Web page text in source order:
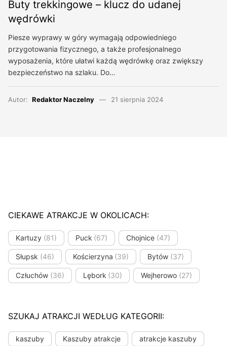
Buty trekkingowe – klucz do udanej
wędrówki
Piesze wyprawy w góry wymagają odpowiedniego
przygotowania fizycznego, a także profesjonalnego
wyposażenia, które ułatwi każdą wędrówkę oraz zwiększy
bezpieczeństwo na szlaku. Do…
Autor: Redaktor Naczelny 21 sierpnia 2024
CIEKAWE ATRAKCJE W OKOLICACH:
Kartuzy (81) Puck (67) Chojnice (47)
Słupsk (46) Kościerzyna (39) Bytów (37)
Człuchów (36) Lębork (30) Wejherowo (27)
SZUKAJ ATRAKCJI WEDŁUG KATEGORII:
kaszuby Kaszuby atrakcje atrakcje kaszuby